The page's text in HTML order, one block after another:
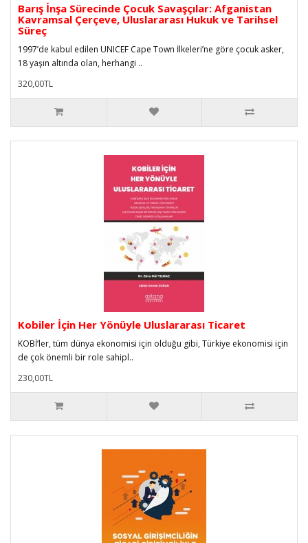
Barış İnşa Sürecinde Çocuk Savaşçılar: Afganistan
Kavramsal Çerçeve, Uluslararası Hukuk ve Tarihsel
Süreç
1997’de kabul edilen UNICEF Cape Town İlkeleri’ne göre çocuk asker,
18 yaşın altında olan, herhangi ..
320,00TL
Kobiler İçin Her Yönüyle Uluslararası Ticaret
KOBİ’ler, tüm dünya ekonomisi için olduğu gibi, Türkiye ekonomisi için
de çok önemli bir role sahipl..
230,00TL